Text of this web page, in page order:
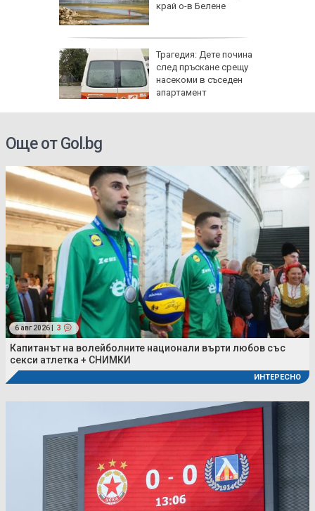
край о-в Белене
Трагедия: Дете почина
след пръскане срещу
насекоми в съседен
апартамент
Още от Gol.bg
6 авг 2026 | 3
Капитанът на волейболните национали върти любов със
секси атлетка + СНИМКИ
ИНТЕРЕСНО